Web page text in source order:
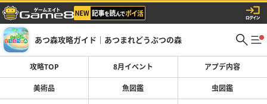
あつ森攻略ガイド｜あつまれどうぶつの森
攻略TOP 8月イベント アプデ内容
美術品 魚図鑑 虫図鑑